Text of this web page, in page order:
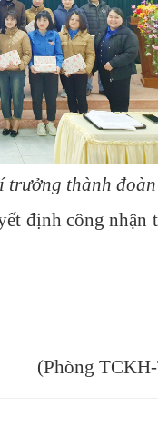
trưởng thành đoàn
định công nhận
(Phòng